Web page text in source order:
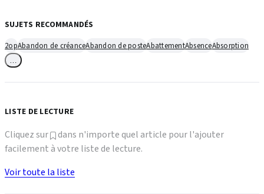
SUJETS RECOMMANDÉS
2opAbandon de créanceAbandon de posteAbattementAbsenceAbsorption
LISTE DE LECTURE
Cliquez sur
dans n'importe quel article pour l'ajouter
facilement à votre liste de lecture.
Voir toute la liste